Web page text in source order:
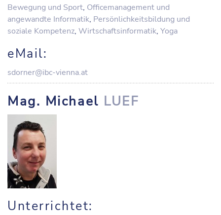
Bewegung und Sport, Officemanagement und
angewandte Informatik, Persönlichkeitsbildung und
soziale Kompetenz, Wirtschaftsinformatik, Yoga
eMail:
sdorner@ibc-vienna.at
Mag. Michael LUEF
Unterrichtet: